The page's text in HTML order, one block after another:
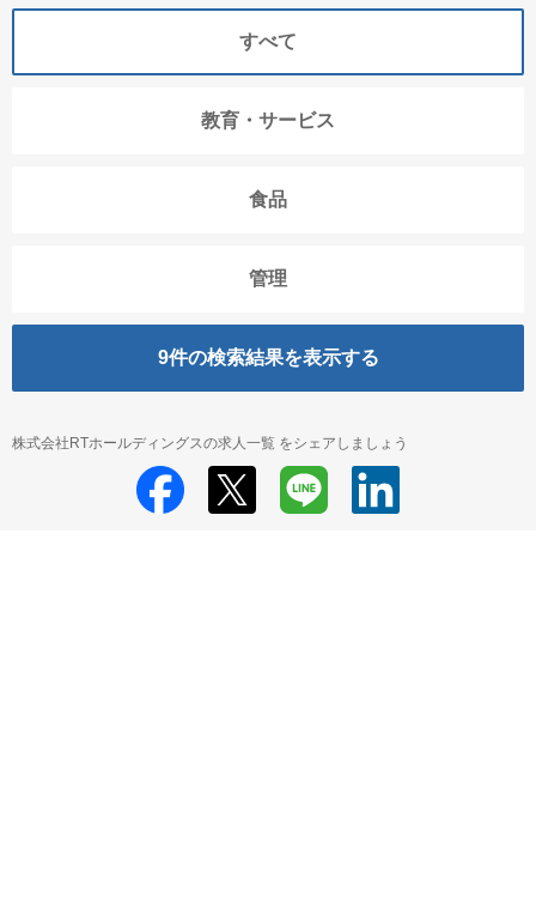
すべて
教育・サービス
食品
管理
9件の検索結果を表示する
株式会社RTホールディングスの求人一覧 をシェアしましょう